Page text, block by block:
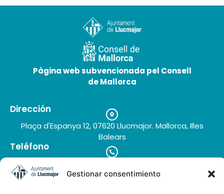
Gestionar consentimiento
Pàgina web subvencionada pel Consell
de Mallorca
Dirección
Plaça d'Espanya 12, 07620 Llucmajor. Mallorca, Illes
Balears
Teléfono
Correo electrónico